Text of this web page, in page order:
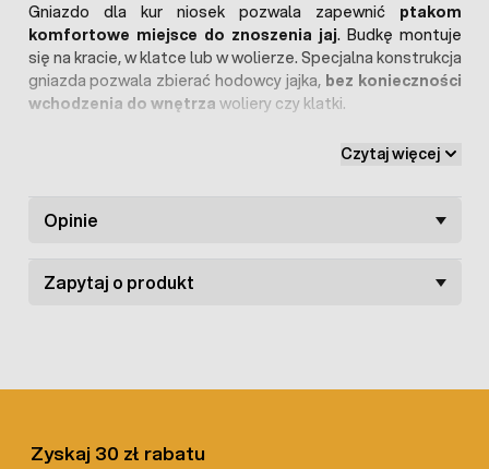
Gniazdo dla kur niosek pozwala zapewnić ptakom
komfortowe miejsce do znoszenia jaj. Budkę montuje
się na kracie, w klatce lub w wolierze. Specjalna konstrukcja
gniazda pozwala zbierać hodowcy jajka, bez konieczności
wchodzenia do wnętrza woliery czy klatki.
Zniesione przez kurę jaja automatycznie trafiają do
momencie może je zebrać z kosza. Pojemność boksu
Czytaj więcej
Opinie
Zapytaj o produkt
Zyskaj 30 zł rabatu